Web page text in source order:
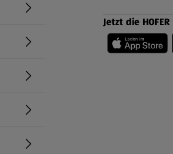
Jetzt die